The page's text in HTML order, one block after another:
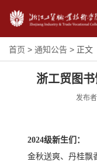
首页 > 通知公告 > 正文
浙工贸图
发布
2024级新生们：
金秋送爽、丹桂飘